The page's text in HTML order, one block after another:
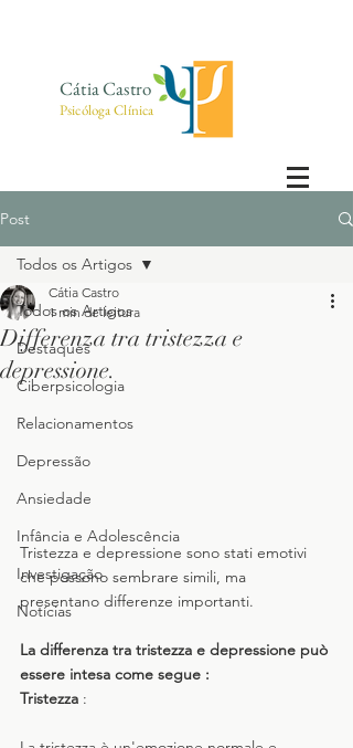
Psicóloga Clínica
Cátia Castro
Post
Todos os Artigos
Destaques
Ciberpsicologia
Relacionamentos
Depressão
Ansiedade
Infância e Adolescência
Investigação
Notícias
Todos os Artigos
Differenza tra tristezza e
depressione.
Cátia Castro
1 min de leitura
Tristezza e depressione sono stati emotivi
che possono sembrare simili, ma
presentano differenze importanti.
La differenza tra tristezza e depressione può
essere intesa come segue :
Tristezza :